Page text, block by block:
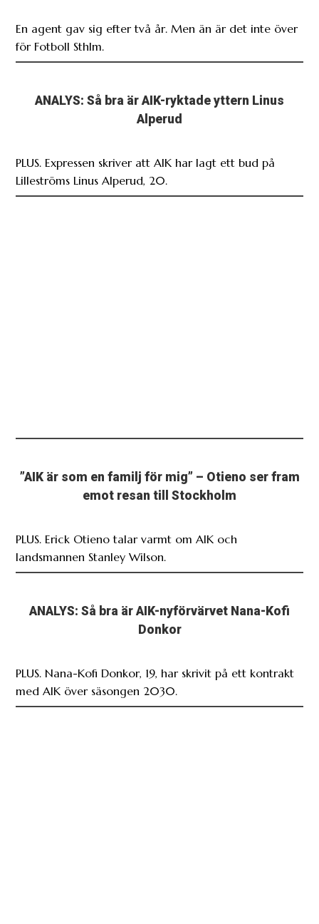
En agent gav sig efter två år. Men än är det inte över
för Fotboll Sthlm.
ANALYS: Så bra är AIK-ryktade yttern Linus
Alperud
PLUS. Expressen skriver att AIK har lagt ett bud på
Lilleströms Linus Alperud, 20.
”AIK är som en familj för mig” – Otieno ser fram
emot resan till Stockholm
PLUS. Erick Otieno talar varmt om AIK och
landsmannen Stanley Wilson.
ANALYS: Så bra är AIK-nyförvärvet Nana-Kofi
Donkor
PLUS. Nana-Kofi Donkor, 19, har skrivit på ett kontrakt
med AIK över säsongen 2030.